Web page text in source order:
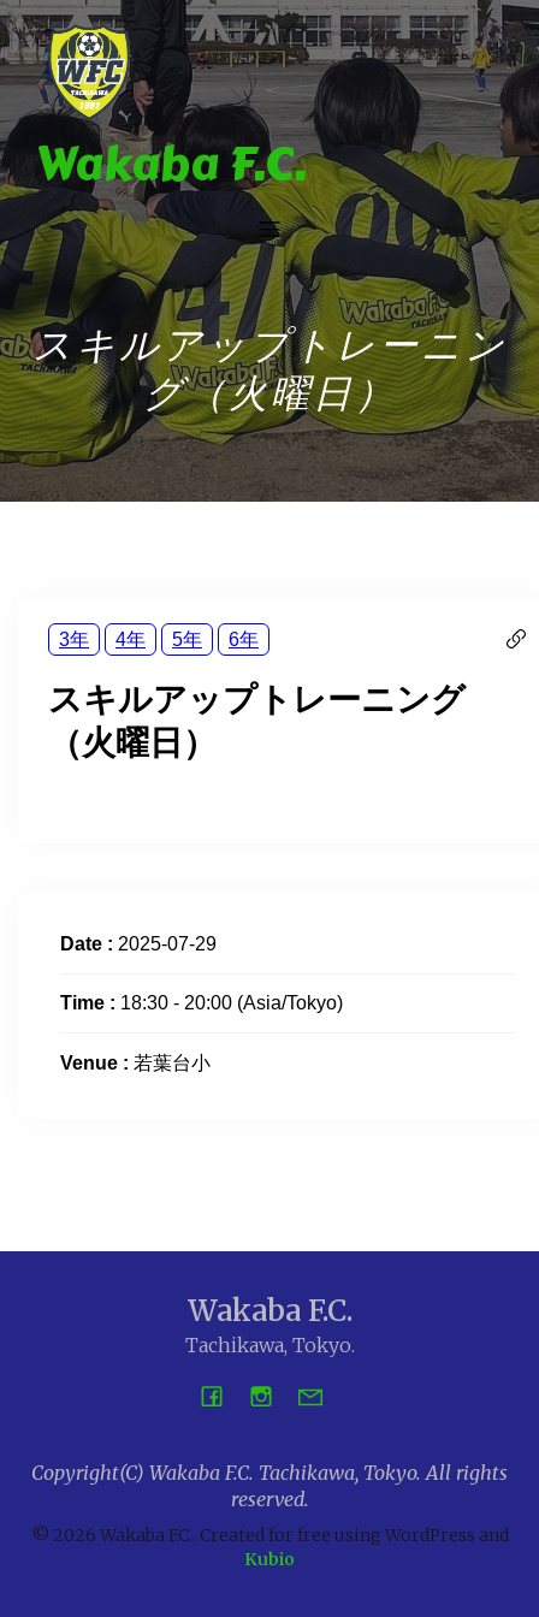
Wakaba F.C.
スキルアップトレーニン
グ（火曜日）
3年 4年 5年 6年
スキルアップトレーニング
（火曜日）
Date : 2025-07-29
Time : 18:30 - 20:00 (Asia/Tokyo)
Venue : 若葉台小
Wakaba F.C.
Tachikawa, Tokyo.
Copyright(C) Wakaba F.C. Tachikawa, Tokyo. All rights
reserved.
© 2026 Wakaba F.C.. Created for free using WordPress and
Kubio